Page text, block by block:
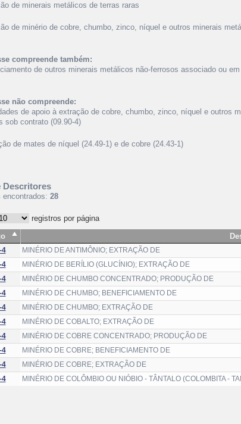
de minerais metálicos de terras raras
de minério de cobre, chumbo, zinco, níquel e outros minerais
compreende também:
de outros minerais metálicos não-ferrosos associado ou
não compreende:
de apoio à extração de cobre, chumbo, zinco, níquel e outros
sob contrato (09.90-4)
de mates de níquel (24.49-1) e de cobre (24.43-1)
Descritores
encontrados: 28
registros por página
4
MINÉRIO DE ANTIMÔNIO; EXTRAÇÃO DE
4
MINÉRIO DE BERÍLIO (GLUCÍNIO); EXTRAÇÃO DE
4
MINÉRIO DE CHUMBO CONCENTRADO; PRODUÇÃO DE
4
MINÉRIO DE CHUMBO; BENEFICIAMENTO DE
4
MINÉRIO DE CHUMBO; EXTRAÇÃO DE
4
MINÉRIO DE COBALTO; EXTRAÇÃO DE
4
MINÉRIO DE COBRE CONCENTRADO; PRODUÇÃO DE
4
MINÉRIO DE COBRE; BENEFICIAMENTO DE
4
MINÉRIO DE COBRE; EXTRAÇÃO DE
4
MINÉRIO DE COLÔMBIO OU NIÓBIO - TÂNTALO (COLOMBITA -